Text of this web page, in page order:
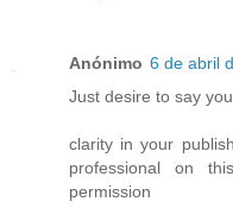
Anónimo 6 de abril
Just desire to say
clarity in your
professional on
permission